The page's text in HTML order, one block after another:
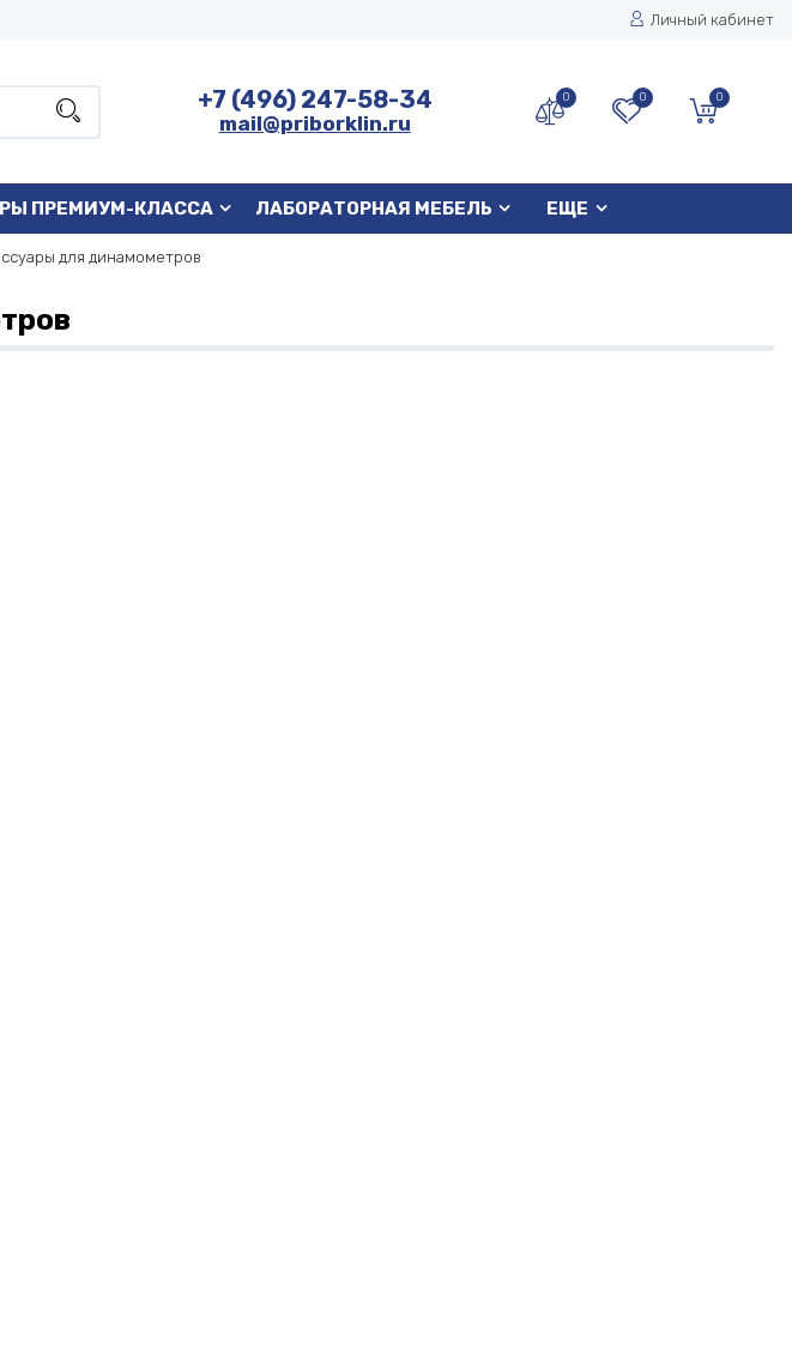
Личный кабинет
+7 (496) 247-58-34
mail@priborklin.ru
0 0 0
ПРЕМИУМ-КЛАССА ЛАБОРАТОРНАЯ МЕБЕЛЬ ЕЩЕ
для динамометров